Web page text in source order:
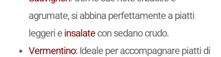
agrumate, si abbina perfettamente a piatti
leggeri e insalatecon sedano crudo.
Vermentino: Ideale per accompagnare piatti di